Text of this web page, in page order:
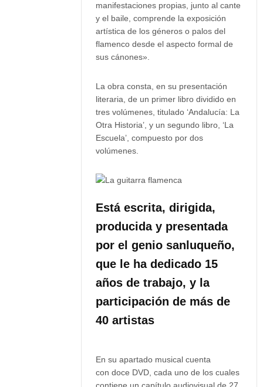
manifestaciones propias, junto al cante
y el baile, comprende la exposición
artística de los géneros o palos del
flamenco desde el aspecto formal de
sus cánones».
La obra consta, en su presentación
literaria, de un primer libro dividido en
tres volúmenes, titulado ‘Andalucía: La
Otra Historia’, y un segundo libro, ‘La
Escuela’, compuesto por dos
volúmenes.
Está escrita, dirigida,
producida y presentada
por el genio sanluqueño,
que le ha dedicado 15
años de trabajo, y la
participación de más de
40 artistas
En su apartado musical cuenta
con doce DVD, cada uno de los cuales